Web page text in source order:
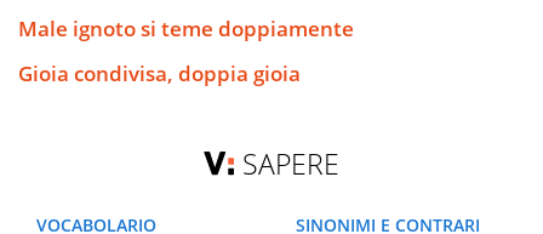
Male ignoto si teme doppiamente
Gioia condivisa, doppia gioia
SAPERE
VOCABOLARIO
SINONIMI E CONTRARI